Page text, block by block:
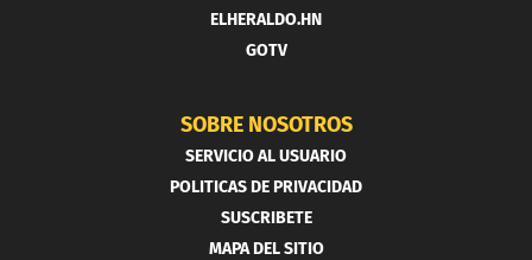
ELHERALDO.HN
GOTV
SOBRE NOSOTROS
SERVICIO AL USUARIO
POLITICAS DE PRIVACIDAD
SUSCRIBETE
MAPA DEL SITIO